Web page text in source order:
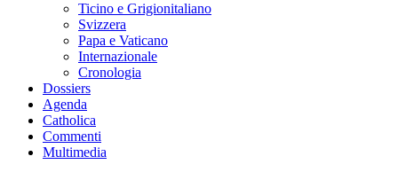
Ticino e Grigionitaliano
Svizzera
Papa e Vaticano
Internazionale
Cronologia
Dossiers
Agenda
Catholica
Commenti
Multimedia